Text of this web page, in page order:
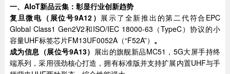
一、AIoT新品云集：彰显行业创新趋势
复旦微电（展位号9A12） 展示了全新推出的第二代符合EPC
Global Class1 Gen2V2和ISO/IEC 18000-63（TypeC）协议的小
容量UHF标签芯片FM13UF0052A（“F52A”） 。
成为信息（展位号9A13） 展出的旗舰新品MC51，5G大屏手持终
端系列，采用强劲核心打造，拥有标准版并支持扩展内置UHF与手